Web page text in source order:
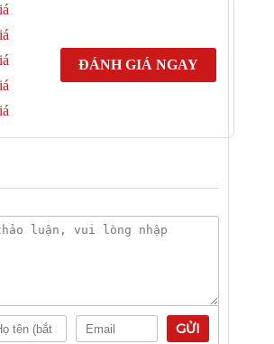
ĐÁNH GIÁ NGAY
GỬI